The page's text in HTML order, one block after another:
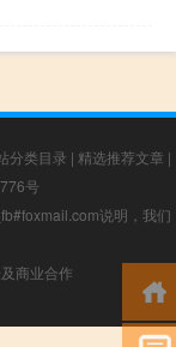
分类目录 | 精选推荐文章 |
号
说明，我们
商业合作